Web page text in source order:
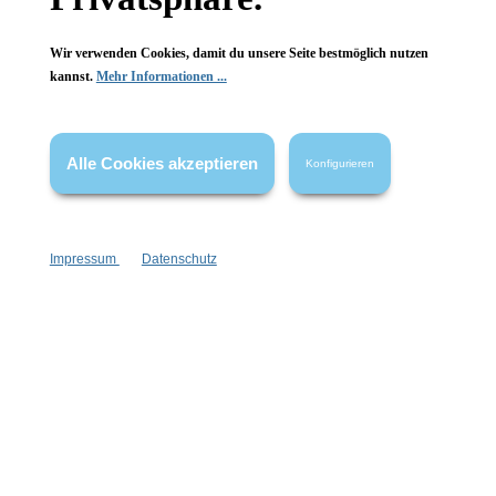
Wir verwenden Cookies, damit du unsere Seite bestmöglich nutzen
kannst. Mehr Informationen ...
Alle Cookies akzeptieren Konfigurieren
Impressum Datenschutz